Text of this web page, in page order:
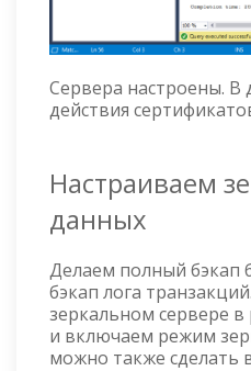
Сервера настроены.
действия
Настраиваем
данных
Делаем полный бэкап
бэкап лога
зеркальном сервере в
и включаем режим
можно также сделать